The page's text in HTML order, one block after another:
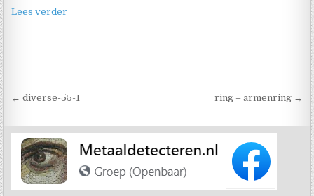
Lees verder
Berichtnavigatie
← diverse-55-1 ring – armenring →